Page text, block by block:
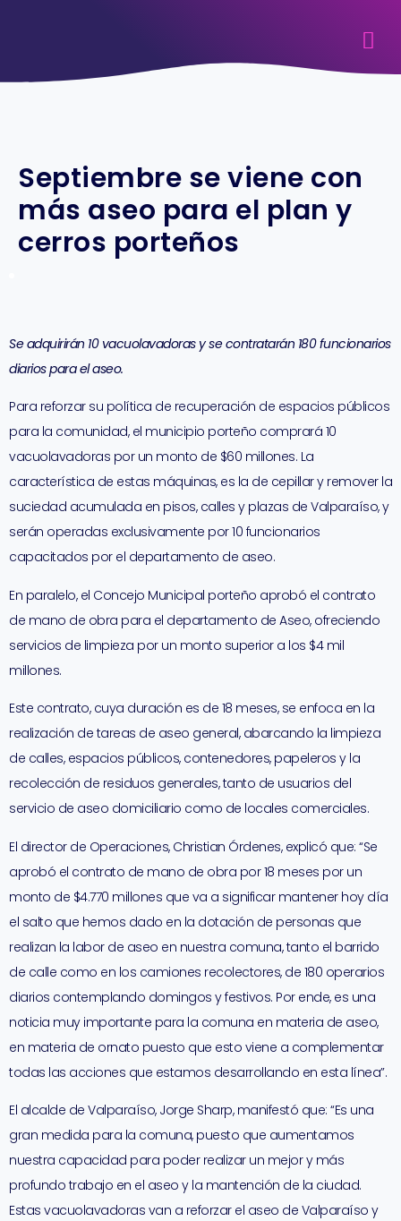
Septiembre se viene con
más aseo para el plan y
cerros porteños
Se adquirirán 10 vacuolavadoras y se contratarán 180 funcionarios
diarios para el aseo.
Para reforzar su política de recuperación de espacios públicos
para la comunidad, el municipio porteño comprará 10
vacuolavadoras por un monto de $60 millones. La
característica de estas máquinas, es la de cepillar y remover la
suciedad acumulada en pisos, calles y plazas de Valparaíso, y
serán operadas exclusivamente por 10 funcionarios
capacitados por el departamento de aseo.
En paralelo, el Concejo Municipal porteño aprobó el contrato
de mano de obra para el departamento de Aseo, ofreciendo
servicios de limpieza por un monto superior a los $4 mil
millones.
Este contrato, cuya duración es de 18 meses, se enfoca en la
realización de tareas de aseo general, abarcando la limpieza
de calles, espacios públicos, contenedores, papeleros y la
recolección de residuos generales, tanto de usuarios del
servicio de aseo domiciliario como de locales comerciales.
El director de Operaciones, Christian Órdenes, explicó que: “Se
aprobó el contrato de mano de obra por 18 meses por un
monto de $4.770 millones que va a significar mantener hoy día
el salto que hemos dado en la dotación de personas que
realizan la labor de aseo en nuestra comuna, tanto el barrido
de calle como en los camiones recolectores, de 180 operarios
diarios contemplando domingos y festivos. Por ende, es una
noticia muy importante para la comuna en materia de aseo,
en materia de ornato puesto que esto viene a complementar
todas las acciones que estamos desarrollando en esta línea”.
El alcalde de Valparaíso, Jorge Sharp, manifestó que: “Es una
gran medida para la comuna, puesto que aumentamos
nuestra capacidad para poder realizar un mejor y más
profundo trabajo en el aseo y la mantención de la ciudad.
Estas vacuolavadoras van a reforzar el aseo de Valparaíso y